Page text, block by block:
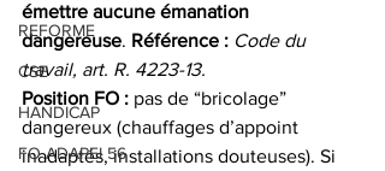
REFORME
CSE
HANDICAP
FO ADAPEI 56
émettre aucune émanation
dangereuse. Référence : Code du
travail, art. R. 4223-13.
Position FO : pas de “bricolage”
dangereux (chauffages d’appoint
inadaptés, installations douteuses). Si